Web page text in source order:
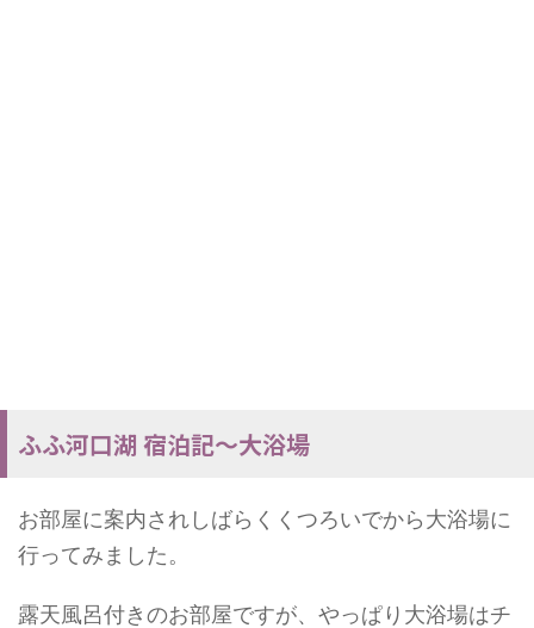
ふふ河口湖 宿泊記～大浴場
お部屋に案内されしばらくくつろいでから大浴場に
行ってみました。
露天風呂付きのお部屋ですが、やっぱり大浴場はチ